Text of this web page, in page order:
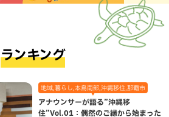
ランキング
地域,暮らし,本島南部,沖縄移住,那覇市
アナウンサーが語る”沖縄移
住”Vol.01：偶然のご縁から始まった